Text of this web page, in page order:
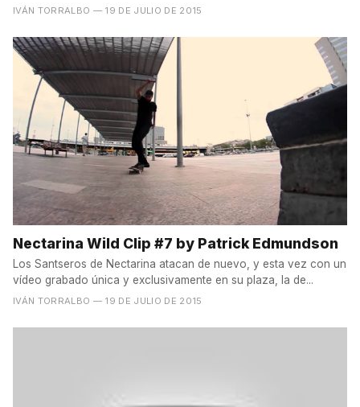
IVÁN TORRALBO — 19 DE JULIO DE 2015
Nectarina Wild Clip #7 by Patrick Edmundson
Los Santseros de Nectarina atacan de nuevo, y esta vez con un
vídeo grabado única y exclusivamente en su plaza, la de...
IVÁN TORRALBO — 19 DE JULIO DE 2015